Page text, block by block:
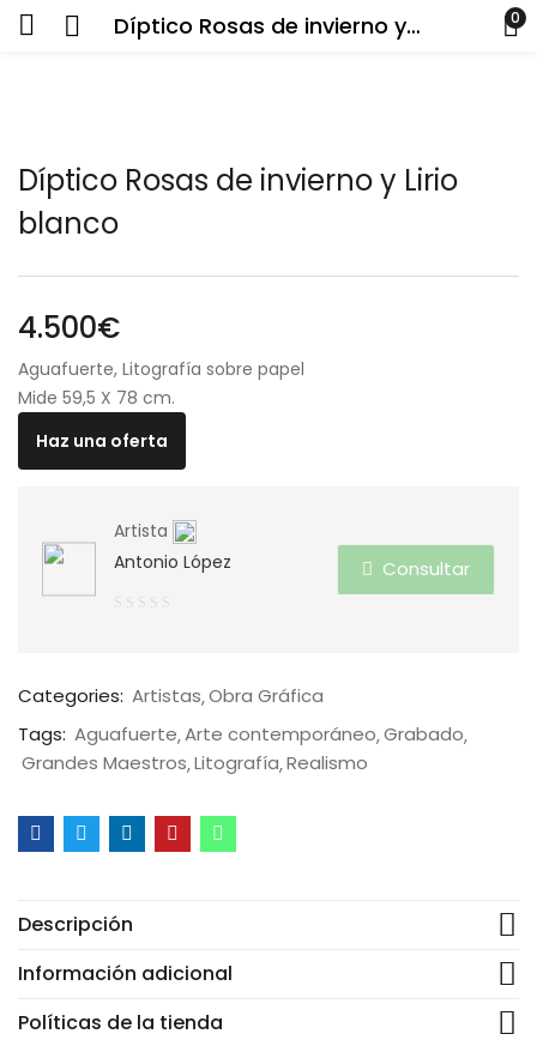
Díptico Rosas de invierno y Lirio blanco 0
Díptico Rosas de invierno y Lirio
blanco
4.500€
Aguafuerte, Litografía sobre papel
Mide 59,5 X 78 cm.
Haz una oferta
Artista
Antonio López
5
Consultar
Categories: Artistas Obra Gráfica
Tags: Aguafuerte Arte contemporáneo Grabado
Grandes Maestros Litografía Realismo
Descripción
Información adicional
Políticas de la tienda